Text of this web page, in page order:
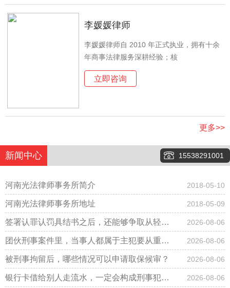
李媛媛律师
李媛媛律师自 2010 年正式执业，拥有十余
年商事法律服务深耕经验；核
立即咨询
更多>>
新闻中心 15538291001
河南光法律师事务所简介 2018-05-10
河南光法律师事务所地址 2018-05-09
签署认罪认罚具结书之后，还能够争取从轻改
判吗？
2026-08-06
团伙刑事案件里，当事人都属于主犯要从重判
刑吗？
2026-08-06
被刑事拘留后，哪些情况可以申请取保候审？ 2026-08-06
银行卡借给别人走流水，一定会构成刑事犯罪 2026-08-06